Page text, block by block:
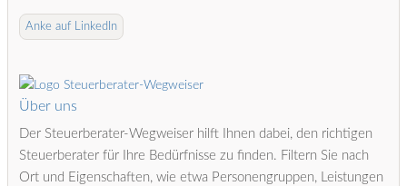
Anke auf LinkedIn
Über uns
Der Steuerberater-Wegweiser hilft Ihnen dabei, den richtigen
Steuerberater für Ihre Bedürfnisse zu finden. Filtern Sie nach
Ort und Eigenschaften, wie etwa Personengruppen, Leistungen